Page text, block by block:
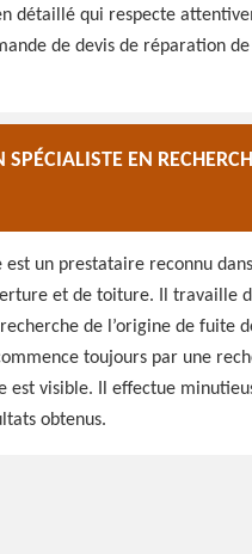
détaillé qui respecte
de devis de réparation
EN
est un prestataire reconnu
et de toiture. Il travaille
de l’origine de fuite
toujours par une
est visible. Il effectue
obtenus.